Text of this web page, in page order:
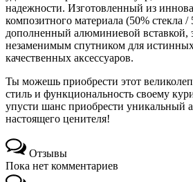
надежности. Изготовленный из
композитного материала (50% стекла /
дополненный алюминиевой вставкой,
незаменимым спутником для
качественных аксессуаров.
Ты можешь приобрести этот
стиль и функциональность своему
упусти шанс приобрести уникальный
настоящего ценителя!
Отзывы
Пока нет комментариев